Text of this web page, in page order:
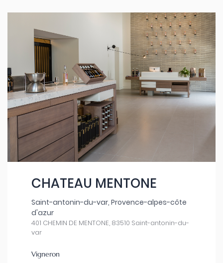
CHATEAU MENTONE
Saint-antonin-du-var, Provence-alpes-côte
d'azur
401 CHEMIN DE MENTONE, 83510 Saint-antonin-du-
var
Vigneron